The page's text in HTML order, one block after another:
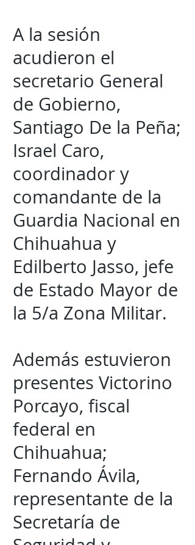
A la sesión
acudieron el
secretario General
de Gobierno,
Santiago De la Peña;
Israel Caro,
coordinador y
comandante de la
Guardia Nacional en
Chihuahua y
Edilberto Jasso, jefe
de Estado Mayor de
la 5/a Zona Militar.
Además estuvieron
presentes Victorino
Porcayo, fiscal
federal en
Chihuahua;
Fernando Ávila,
representante de la
Secretaría de